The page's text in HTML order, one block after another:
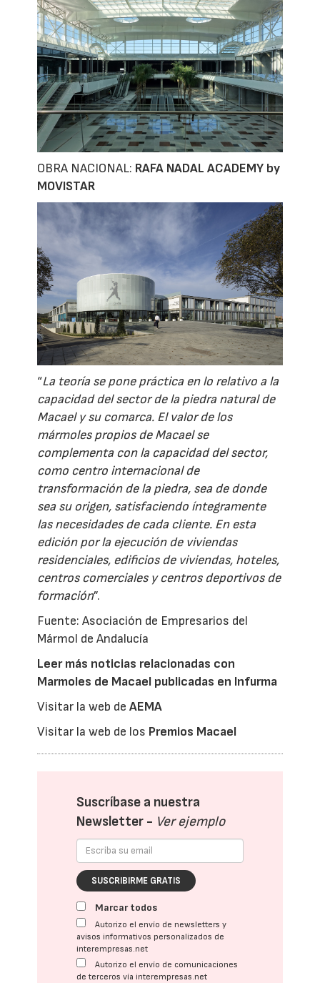
OBRA NACIONAL: RAFA NADAL ACADEMY by
MOVISTAR
“La teoría se pone práctica en lo relativo a la
capacidad del sector de la piedra natural de
Macael y su comarca. El valor de los
mármoles propios de Macael se
complementa con la capacidad del sector,
como centro internacional de
transformación de la piedra, sea de donde
sea su origen, satisfaciendo íntegramente
las necesidades de cada cliente. En esta
edición por la ejecución de viviendas
residenciales, edificios de viviendas, hoteles,
centros comerciales y centros deportivos de
formación”.
Fuente: Asociación de Empresarios del
Mármol de Andalucía
Leer más noticias relacionadas con
Marmoles de Macael publicadas en Infurma
Visitar la web deAEMA
Visitar la web de los Premios Macael
Suscríbase a nuestra
Newsletter - Ver ejemplo
SUSCRIBIRME GRATIS
Marcar todos
Autorizo el envío de newsletters y
avisos informativos personalizados de
interempresas.net
Autorizo el envío de comunicaciones
de terceros vía interempresas.net